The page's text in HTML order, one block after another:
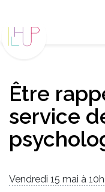
Être
service
Vendredi 15 mai à